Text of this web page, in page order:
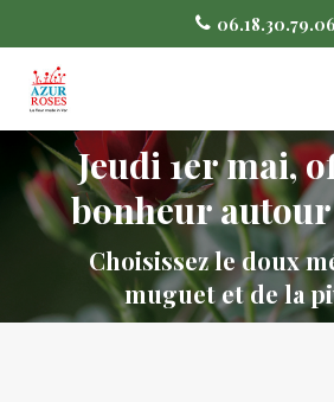
06.18.30.79.06
Jeudi 1er mai,
bonheur autour
Choisissez le doux
muguet et de la
Vous êtes ici :